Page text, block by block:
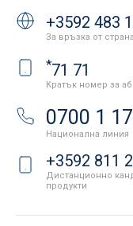
+3592 483
За връзка от
*71 71
Кратък номер за
0700 1
Национална линия
+3592 811
Дистанционно
продукти